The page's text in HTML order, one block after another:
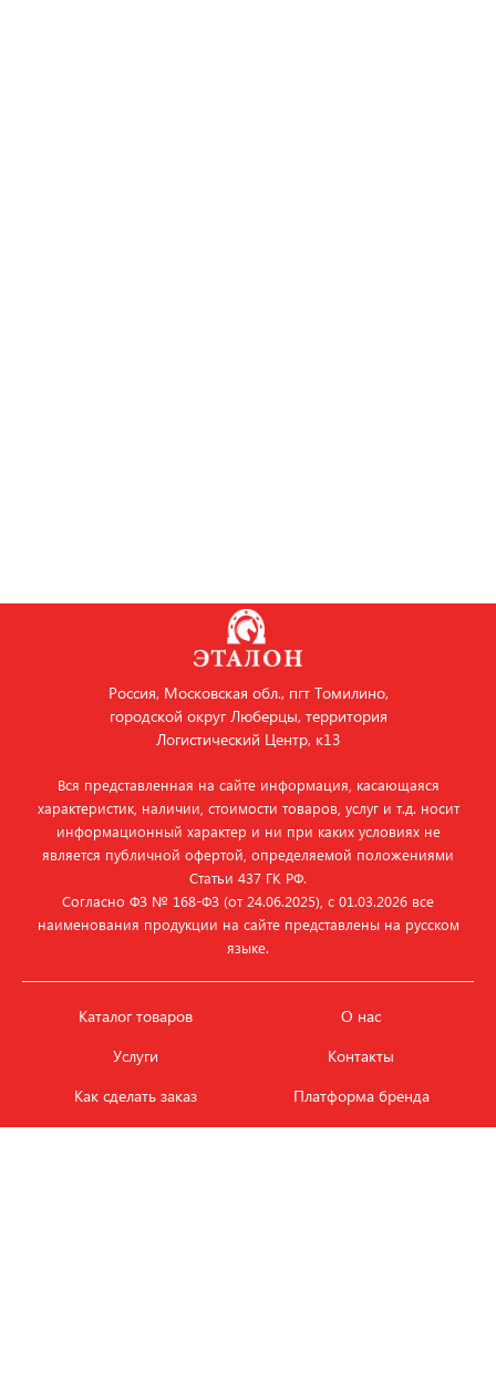
Россия, Московская обл., пгт Томилино,
городской округ Люберцы, территория
Логистический Центр, к13
Вся представленная на сайте информация, касающаяся
характеристик, наличии, стоимости товаров, услуг и т.д. носит
информационный характер и ни при каких условиях не
является публичной офертой, определяемой положениями
Статьи 437 ГК РФ.
Согласно ФЗ № 168‑ФЗ (от 24.06.2025), с 01.03.2026 все
наименования продукции на сайте представлены на русском
языке.
Каталог товаров
Услуги
Как сделать заказ
О нас
Контакты
Платформа бренда